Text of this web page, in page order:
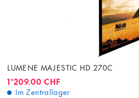
LUMENE MAJESTIC HD 270C
1'209.00 CHF
Im Zentrallager